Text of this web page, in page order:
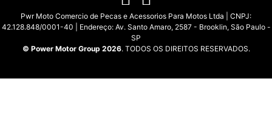
Pwr Moto Comercio de Pecas e Acessorios Para Motos Ltda | CNPJ:
42.128.848/0001-40 | Endereço: Av. Santo Amaro, 2587 - Brooklin, São Paulo -
SP
© Power Motor Group 2026. TODOS OS DIREITOS RESERVADOS.